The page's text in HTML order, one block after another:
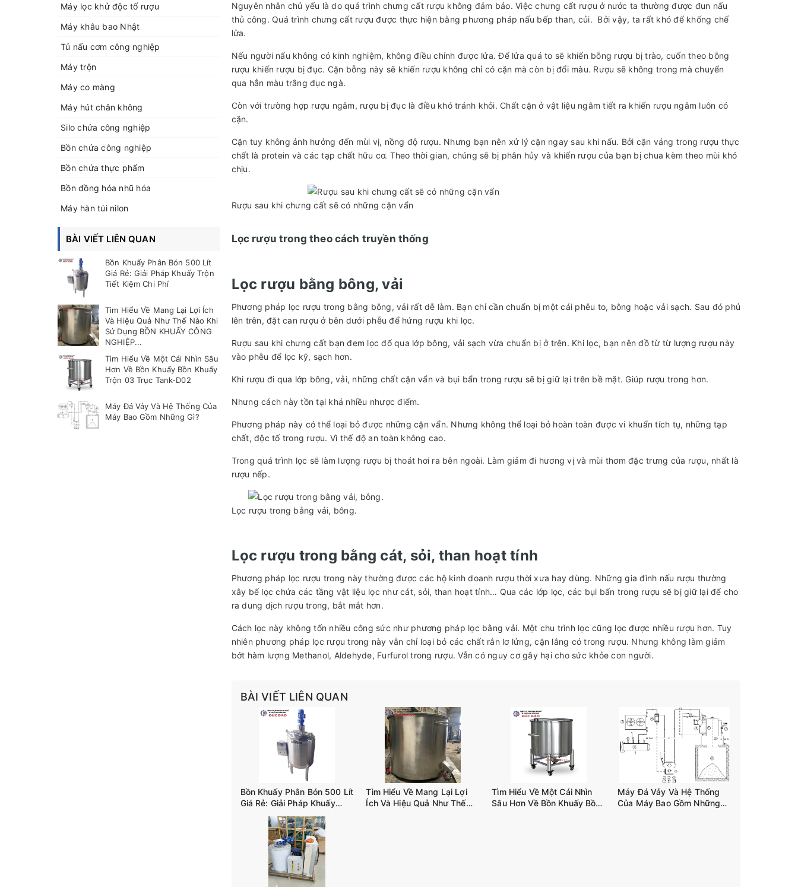
Nguyên nhân chủ yếu là do quá trình chưng cất rượu không đảm bảo. Việc chưng cất rượu ở nước ta thường được đun nấu
thủ công. Quá trình chưng cất rượu được thực hiện bằng phương pháp nấu bếp than, củi. Bởi vậy, ta rất khó để khống chế
lửa.
Nếu người nấu không có kinh nghiệm, không điều chỉnh được lửa. Để lửa quá to sẽ khiến bỗng rượu bị trào, cuốn theo bỗng
rượu khiến rượu bị đục. Cặn bỗng này sẽ khiến rượu không chỉ có cặn mà còn bị đổi màu. Rượu sẽ không trong mà chuyển
qua hẳn màu trắng đục ngà.
Còn với trường hợp rượu ngâm, rượu bị đục là điều khó tránh khỏi. Chất cặn ở vật liệu ngâm tiết ra khiến rượu ngâm luôn có
cặn.
Cặn tuy không ảnh hưởng đến mùi vị, nồng độ rượu. Nhưng bạn nên xử lý cặn ngay sau khi nấu. Bởi cặn váng trong rượu thực
chất là protein và các tạp chất hữu cơ. Theo thời gian, chúng sẽ bị phân hủy và khiến rượu của bạn bị chua kèm theo mùi khó
chịu.
Rượu sau khi chưng cất sẽ có những cặn vẩn
Lọc rượu trong theo cách truyền thống
Lọc rượu bằng bông, vải
Phương pháp lọc rượu trong bằng bông, vải rất dễ làm. Bạn chỉ cần chuẩn bị một cái phễu to, bông hoặc vải sạch. Sau đó phủ
lên trên, đặt can rượu ở bên dưới phễu để hứng rượu khi lọc.
Rượu sau khi chưng cất bạn đem lọc đổ qua lớp bông, vải sạch vừa chuẩn bị ở trên. Khi lọc, bạn nên đồ từ từ lượng rượu này
vào phễu để lọc kỹ, sạch hơn.
Khi rượu đi qua lớp bông, vải, những chất cặn vẩn và bụi bẩn trong rượu sẽ bị giữ lại trên bề mặt. Giúp rượu trong hơn.
Nhưng cách này tồn tại khá nhiều nhược điểm.
Phương pháp này có thể loại bỏ được những cặn vẩn. Nhưng không thể loại bỏ hoàn toàn được vi khuẩn tích tụ, những tạp
chất, độc tố trong rượu. Vì thế độ an toàn không cao.
Trong quá trình lọc sẽ làm lượng rượu bị thoát hơi ra bên ngoài. Làm giảm đi hương vị và mùi thơm đặc trưng của rượu, nhất là
rượu nếp.
Lọc rượu trong bằng vải, bông.
Lọc rượu trong bằng cát, sỏi, than hoạt tính
Phương pháp lọc rượu trong này thường được các hộ kinh doanh rượu thời xưa hay dùng. Những gia đình nấu rượu thường
xây bể lọc chứa các tầng vật liệu lọc như cát, sỏi, than hoạt tính… Qua các lớp lọc, các bụi bẩn trong rượu sẽ bị giữ lại để cho
ra dung dịch rượu trong, bắt mắt hơn.
Cách lọc này không tốn nhiều công sức như phương pháp lọc bằng vải. Một chu trình lọc cũng lọc được nhiều rượu hơn. Tuy
nhiên phương pháp lọc rượu trong này vẫn chỉ loại bỏ các chất rắn lơ lửng, cặn lắng có trong rượu. Nhưng không làm giảm
bớt hàm lượng Methanol, Aldehyde, Furfurol trong rượu. Vẫn có nguy cơ gây hại cho sức khỏe con người.
BÀI VIẾT LIÊN QUAN
Bồn Khuấy Phân Bón 500 Lít
Giá Rẻ: Giải Pháp Khuấy
Trộn Tiết Kiệm Chi Phí
Tìm Hiểu Về Mang Lại Lợi
Ích Và Hiệu Quả Như Thế
Tìm Hiểu Về Một Cái Nhìn
Sâu Hơn Về Bồn Khuấy Bồn
Máy Đá Vảy Và Hệ Thống
Của Máy Bao Gồm Những
Máy lọc khử độc tố rượu
Máy khâu bao Nhật
Tủ nấu cơm công nghiệp
Máy trộn
Máy co màng
Máy hút chân không
Silo chứa công nghiệp
Bồn chứa công nghiệp
Bồn chứa thực phẩm
Bồn đồng hóa nhũ hóa
Máy hàn túi nilon
BÀI VIẾT LIÊN QUAN
Bồn Khuấy Phân Bón 500 Lít
Giá Rẻ: Giải Pháp Khuấy Trộn
Tiết Kiệm Chi Phí
Tìm Hiểu Về Mang Lại Lợi Ích
Và Hiệu Quả Như Thế Nào Khi
Sử Dụng BỒN KHUẤY CÔNG
NGHIỆP...
Tìm Hiểu Về Một Cái Nhìn Sâu
Hơn Về Bồn Khuấy Bồn Khuấy
Trộn 03 Trục Tank-D02
Máy Đá Vảy Và Hệ Thống Của
Máy Bao Gồm Những Gì?